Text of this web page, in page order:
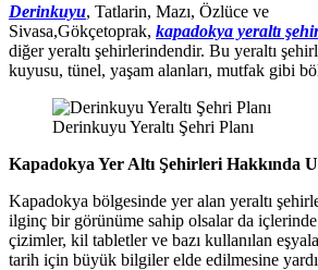
Derinkuyu, Tatlarin, Mazı, Özlüce ve
Sivasa,Gökçetoprak, kapadokya yeraltı
diğer yeraltı şehirlerindendir. Bu yeraltı
kuyusu, tünel, yaşam alanları, mutfak gibi
Derinkuyu Yeraltı Şehri Planı
Kapadokya Yer Altı Şehirleri Hakkında
Kapadokya bölgesinde yer alan yeraltı
ilginç bir görünüme sahip olsalar da
çizimler, kil tabletler ve bazı kullanılan
tarih için büyük bilgiler elde edilmesine